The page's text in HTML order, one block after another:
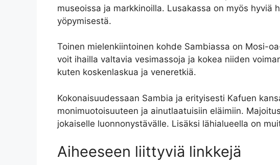
museoissa ja markkinoilla. Lusakassa on myös
yöpymisestä.
Toinen mielenkiintoinen kohde Sambiassa on Mosi-
voit ihailla valtavia vesimassoja ja kokea niiden
kuten koskenlaskua ja veneretkiä.
Kokonaisuudessaan Sambia ja erityisesti Kafuen
monimuotoisuuteen ja ainutlaatuisiin eläimiin.
jokaiselle luonnonystävälle. Lisäksi lähialueella on
Aiheeseen liittyviä linkkejä